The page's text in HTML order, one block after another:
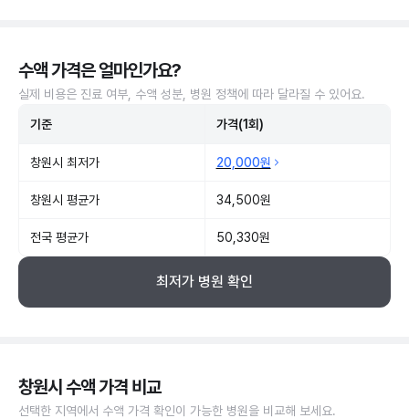
수액 가격은 얼마인가요?
실제 비용은 진료 여부, 수액 성분, 병원 정책에 따라 달라질 수 있어요.
기준 가격(1회)
창원시 최저가 20,000원
창원시 평균가 34,500원
전국 평균가 50,330원
최저가 병원 확인
창원시 수액 가격 비교
선택한 지역에서 수액 가격 확인이 가능한 병원을 비교해 보세요.